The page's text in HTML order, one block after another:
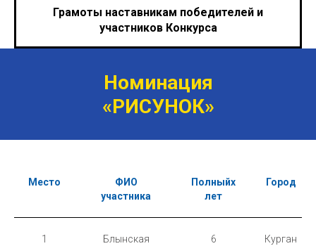
Грамоты наставникам победителей и
участников Конкурса
Номинация
«РИСУНОК»
Место
ФИО
участника
Полныйх
лет
Город
1
Блынская
6 Курган